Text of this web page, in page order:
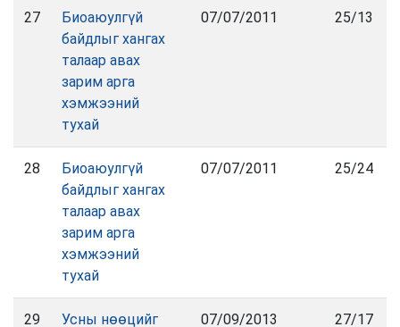
27
Биоаюулгүй
байдлыг хангах
талаар авах
зарим арга
хэмжээний
тухай
07/07/2011 25/13
28
Биоаюулгүй
байдлыг хангах
талаар авах
зарим арга
хэмжээний
тухай
07/07/2011 25/24
29 Усны нөөцийг 07/09/2013 27/17